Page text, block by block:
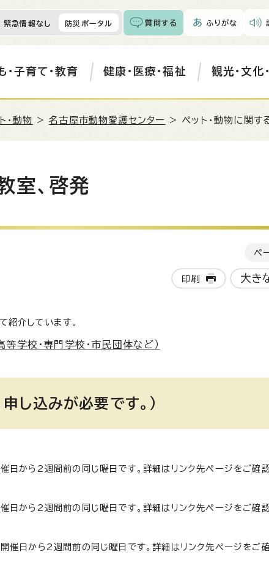
緊急情報なし 防災ポータル 質問する ふりがな
・子育て・教育 健康・医療・福祉 観光・文化
・動物 >名古屋市動物愛護センター > ペット・動物に関す
室、啓発
ペ
印刷 大き
紹介しています。
学校・専門学校・市民団体など）
し込みが必要です。）
日から2週間前の同じ曜日です。詳細はリンク先ページをご確認
日から2週間前の同じ曜日です。詳細はリンク先ページをご確認
催日から2週間前の同じ曜日です。詳細はリンク先ページをご確